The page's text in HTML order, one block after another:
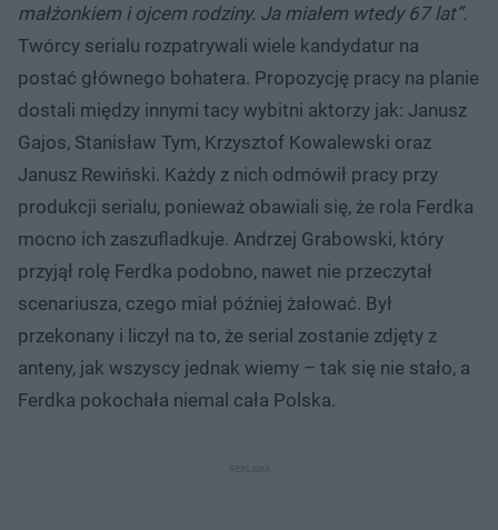
małżonkiem i ojcem rodziny. Ja miałem wtedy 67 lat”.
Twórcy serialu rozpatrywali wiele kandydatur na
postać głównego bohatera. Propozycję pracy na planie
dostali między innymi tacy wybitni aktorzy jak: Janusz
Gajos, Stanisław Tym, Krzysztof Kowalewski oraz
Janusz Rewiński. Każdy z nich odmówił pracy przy
produkcji serialu, ponieważ obawiali się, że rola Ferdka
mocno ich zaszufladkuje. Andrzej Grabowski, który
przyjął rolę Ferdka podobno, nawet nie przeczytał
scenariusza, czego miał później żałować. Był
przekonany i liczył na to, że serial zostanie zdjęty z
anteny, jak wszyscy jednak wiemy – tak się nie stało, a
Ferdka pokochała niemal cała Polska.